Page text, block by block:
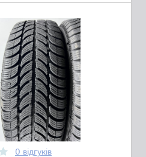
0 відгуків